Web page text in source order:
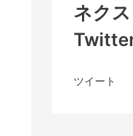
ネク
ツイート